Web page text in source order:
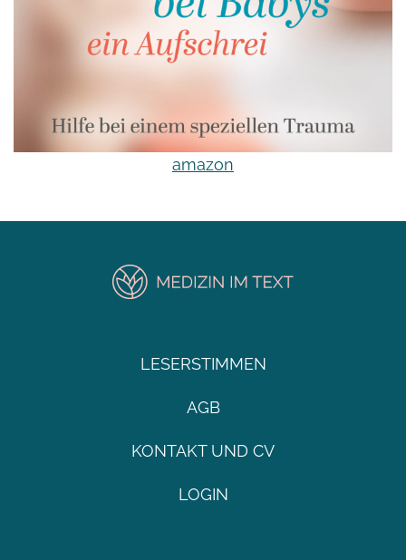
amazon
LESERSTIMMEN
AGB
KONTAKT UND CV
LOGIN